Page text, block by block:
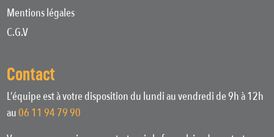
Mentions légales
C.G.V
Contact
L’équipe est à votre disposition du lundi au vendredi de 9h à 12h
au06 11 94 79 90